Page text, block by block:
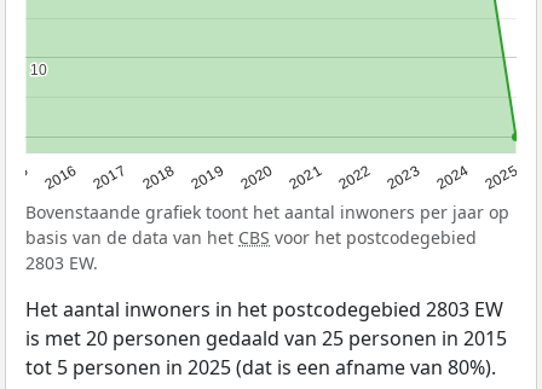
2016 2017 2018 2019 2020 2021 2022 2023 2024 2025
10
10
Bovenstaande grafiek toont het aantal inwoners per jaar op
basis van de data van het CBS voor het postcodegebied
2803 EW.
Het aantal inwoners in het postcodegebied 2803 EW
is met 20 personen gedaald van 25 personen in 2015
tot 5 personen in 2025 (dat is een afname van 80%).